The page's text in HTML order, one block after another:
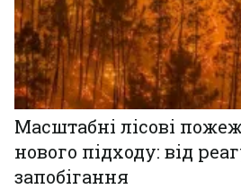
Масштабні лісові
нового підходу: від
запобігання